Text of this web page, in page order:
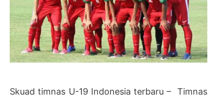
Skuad timnas U-19 Indonesia terbaru – Timnas